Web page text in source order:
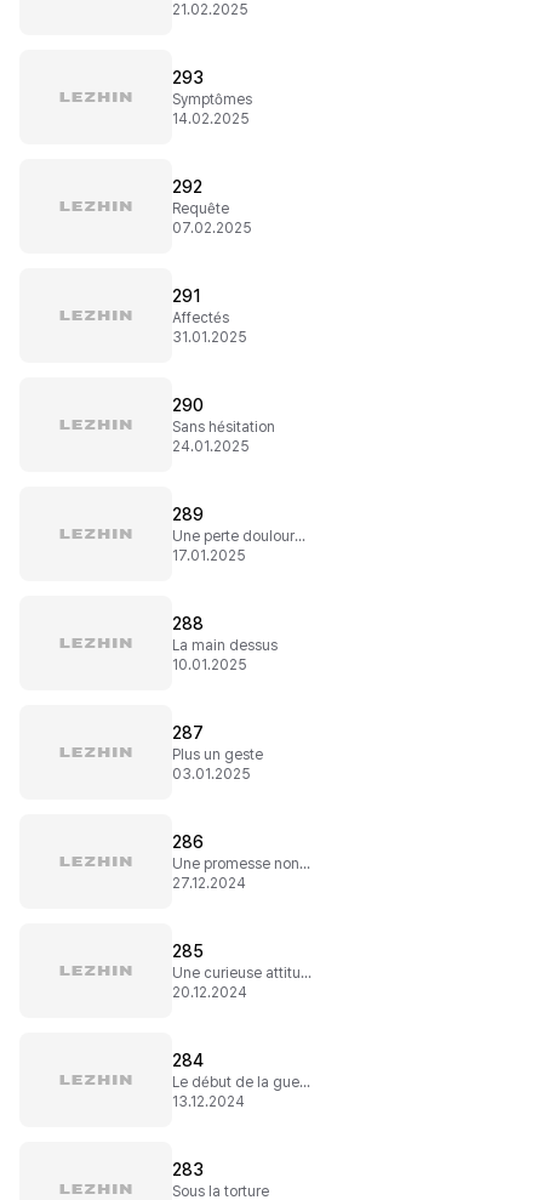
21.02.2025
293
Symptômes
14.02.2025
292
Requête
07.02.2025
291
Affectés
31.01.2025
290
Sans hésitation
24.01.2025
289
Une perte douloureuse
17.01.2025
288
La main dessus
10.01.2025
287
Plus un geste
03.01.2025
286
Une promesse non-tenue
27.12.2024
285
Une curieuse attitude
20.12.2024
284
Le début de la guerre
13.12.2024
283
Sous la torture